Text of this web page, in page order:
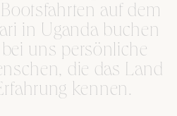
auf dem
in Uganda buchen
uns persönliche
die das Land
kennen.